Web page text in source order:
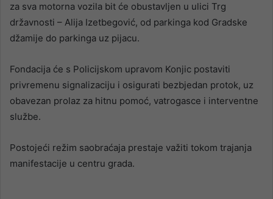
za sva motorna vozila bit će obustavljen u ulici Trg
državnosti – Alija Izetbegović, od parkinga kod Gradske
džamije do parkinga uz pijacu.
Fondacija će s Policijskom upravom Konjic postaviti
privremenu signalizaciju i osigurati bezbjedan protok, uz
obavezan prolaz za hitnu pomoć, vatrogasce i interventne
službe.
Postojeći režim saobraćaja prestaje važiti tokom trajanja
manifestacije u centru grada.